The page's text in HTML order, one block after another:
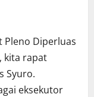
Pleno Diperluas
kita rapat
Syuro.
eksekutor